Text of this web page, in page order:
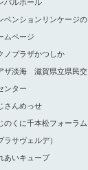
パルホール
ベンションリンケージの
ムページ
ノプラザかつしか
ザ淡海 滋賀県立県民交
ンター
さんめっせ
のくに千本松フォーラム
ラサヴェルデ）
あいキューブ